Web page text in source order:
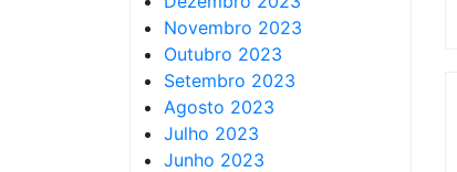
Novembro 2023
Outubro 2023
Setembro 2023
Agosto 2023
Julho 2023
Junho 2023